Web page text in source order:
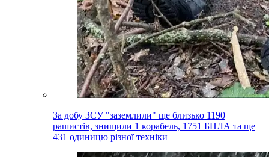
За добу ЗСУ "заземлили" ще близько 1190
рашистів, знищили 1 корабель, 1751 БПЛА та ще
431 одиницю різної техніки